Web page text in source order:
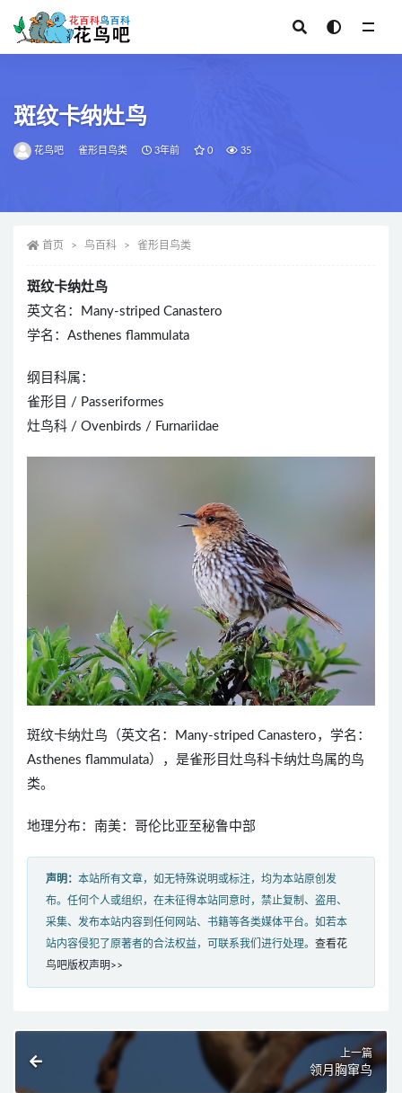
斑纹卡纳灶鸟
花鸟吧 雀形目鸟类 3年前 0 35
首页 鸟百科 雀形目鸟类
斑纹卡纳灶鸟
英文名：Many-striped Canastero
学名：Asthenes flammulata
纲目科属：
雀形目 / Passeriformes
灶鸟科 / Ovenbirds / Furnariidae
斑纹卡纳灶鸟（英文名：Many-striped Canastero，学名：
Asthenes flammulata），是雀形目灶鸟科卡纳灶鸟属的鸟
类。
地理分布：南美：哥伦比亚至秘鲁中部
声明： 本站所有文章，如无特殊说明或标注，均为本站原创发
布。任何个人或组织，在未征得本站同意时，禁止复制、盗用、
采集、发布本站内容到任何网站、书籍等各类媒体平台。如若本
站内容侵犯了原著者的合法权益，可联系我们进行处理。 查看花
鸟吧版权声明>>
上一篇
领月胸窜鸟